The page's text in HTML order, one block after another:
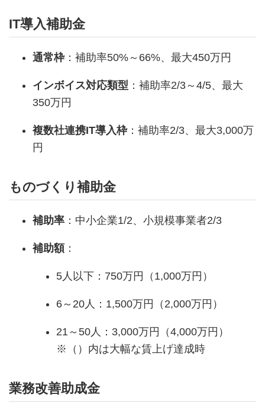
IT導入補助金
通常枠：補助率50%～66%、最大450万円
インボイス対応類型 ：補助率2/3～4/5、最大
350万円
複数社連携IT導入枠：補助率2/3、最大3,000万
円
ものづくり補助金
補助率 ：中小企業1/2、小規模事業者2/3
補助額 ：
5人以下：750万円（1,000万円）
6～20人：1,500万円（2,000万円）
21～50人：3,000万円（4,000万円）
※（）内は大幅な賃上げ達成時
業務改善助成金